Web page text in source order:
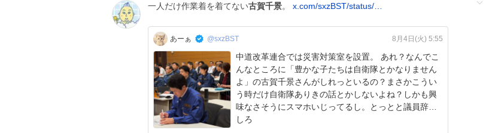
一人だけ作業着を着てない古賀千景。 x.com/sxzBST/status/…
あーぁ @sxzBST 8月4日(火) 5:55
中道改革連合では災害対策室を設置。 あれ？なんでこ
んなところに「豊かな子たちは自衛隊とかなりません
よ」の古賀千景さんがしれっといるの？まさかこうい
う時だけ自衛隊ありきの話とかしないよね？しかも興
味なさそうにスマホいじってるし。とっとと議員辞職
しろ